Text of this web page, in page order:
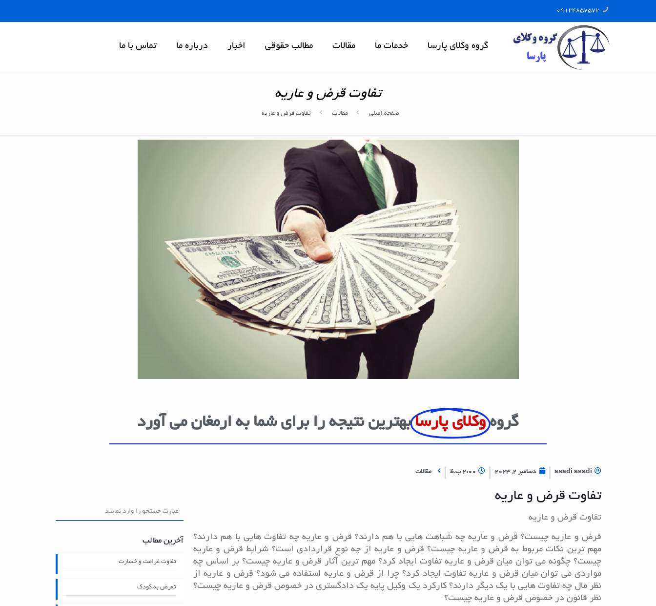
09124857572
گروه وکلای پارسا خدمات ما مقالات مطالب حقوقی اخبار درباره ما تماس با ما
تفاوت قرض و عاریه
صفحه اصلی مقالات تفاوت قرض و عاریه
گروه وکلای پارسا بهترین نتیجه را برای شما به ارمغان می آورد
asadi asadi دسامبر 2, 2023 2:00 ب.ظ مقالات
تفاوت قرض و عاریه
تفاوت قرض و عاریه
قرض و عاریه چیست؟ قرض و عاریه چه شباهت هایی با هم دارند؟ قرض و عاریه چه تفاوت هایی با هم دارند؟
مهم ترین نکات مربوط به قرض و عاریه چیست؟ قرض و عاریه از چه نوع قراردادی است؟ شرایط قرض و عاریه
چیست؟ چگونه می توان میان قرض و عاریه تفاوت ایجاد کرد؟ مهم ترین آثار قرض و عاریه چیست؟ بر اساس چه
مواردی می توان میان قرض و عاریه تفاوت ایجاد کرد؟ چرا از قرض و عاریه استفاده می شود؟ قرض و عاریه از
نظر مال چه تفاوت هایی با یک دیگر دارند؟ کارکرد یک وکیل پایه یک دادگستری در خصوص قرض و عاریه چیست؟
نظر قانون در خصوص قرض و عاریه چیست؟
آخرین مطالب
تفاوت غرامت و خسارت
تعرض به کودک